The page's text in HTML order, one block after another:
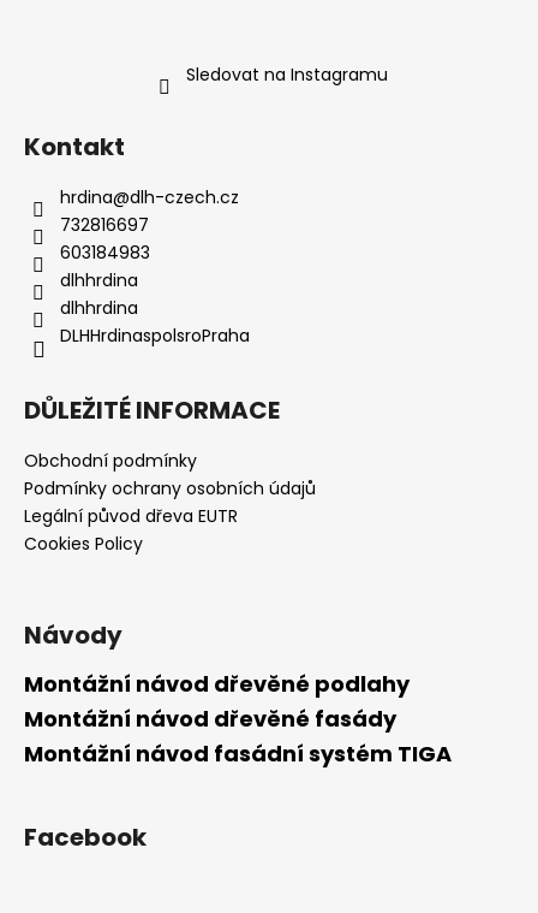
Sledovat na Instagramu
Kontakt
hrdina@dlh-czech.cz
732816697
603184983
dlhhrdina
dlhhrdina
DLHHrdinaspolsroPraha
DŮLEŽITÉ INFORMACE
Obchodní podmínky
Podmínky ochrany osobních údajů
Legální původ dřeva EUTR
Cookies Policy
Návody
Montážní návod dřevěné podlahy
Montážní návod dřevěné fasády
Montážní návod fasádní systém TIGA
Facebook